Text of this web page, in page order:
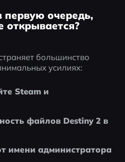
первую очередь,
открывается?
большинство
усилиях:
Steam и
файлов Destiny 2 в
имени администратора